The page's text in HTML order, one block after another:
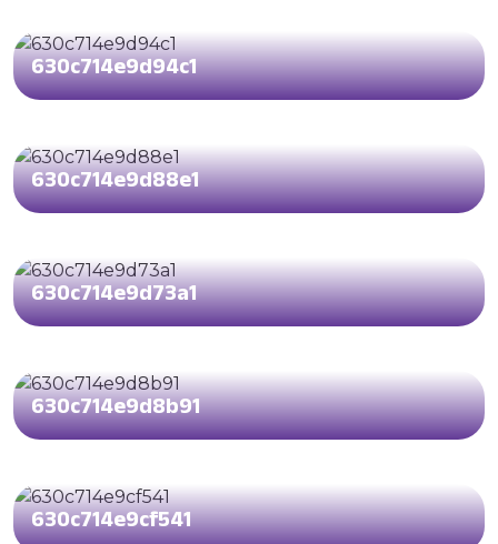
630c714e9d94c1
630c714e9d88e1
630c714e9d73a1
630c714e9d8b91
630c714e9cf541